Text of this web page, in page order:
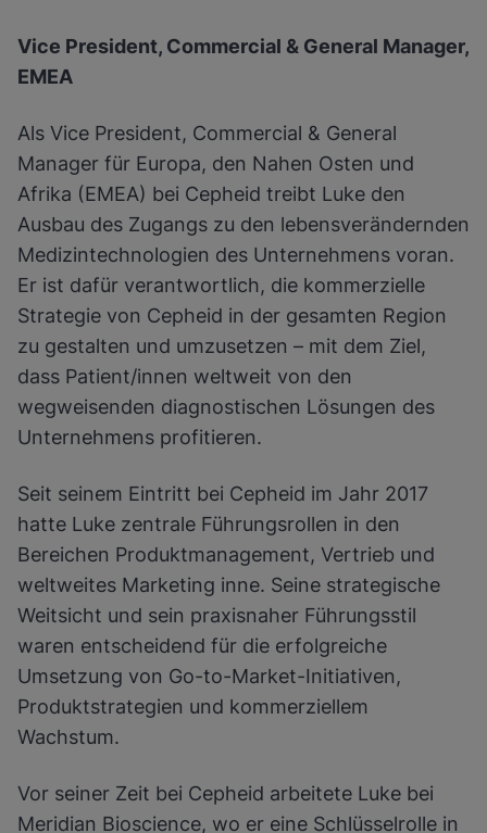
Vice President, Commercial & General Manager,
EMEA
Als Vice President, Commercial & General
Manager für Europa, den Nahen Osten und
Afrika (EMEA) bei Cepheid treibt Luke den
Ausbau des Zugangs zu den lebensverändernden
Medizintechnologien des Unternehmens voran.
Er ist dafür verantwortlich, die kommerzielle
Strategie von Cepheid in der gesamten Region
zu gestalten und umzusetzen – mit dem Ziel,
dass Patient/innen weltweit von den
wegweisenden diagnostischen Lösungen des
Unternehmens profitieren.
Seit seinem Eintritt bei Cepheid im Jahr 2017
hatte Luke zentrale Führungsrollen in den
Bereichen Produktmanagement, Vertrieb und
weltweites Marketing inne. Seine strategische
Weitsicht und sein praxisnaher Führungsstil
waren entscheidend für die erfolgreiche
Umsetzung von Go-to-Market-Initiativen,
Produktstrategien und kommerziellem
Wachstum.
Vor seiner Zeit bei Cepheid arbeitete Luke bei
Meridian Bioscience, wo er eine Schlüsselrolle in